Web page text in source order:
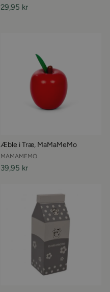
29,95 kr
Æble i Træ, MaMaMeMo
MAMAMEMO
39,95 kr